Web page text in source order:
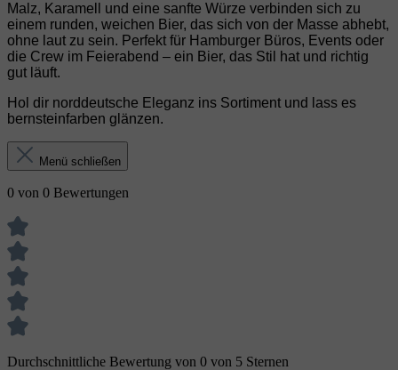
Malz, Karamell und eine sanfte Würze verbinden sich zu
einem runden, weichen Bier, das sich von der Masse abhebt,
ohne laut zu sein. Perfekt für Hamburger Büros, Events oder
die Crew im Feierabend – ein Bier, das Stil hat und richtig
gut läuft.
Hol dir norddeutsche Eleganz ins Sortiment und lass es
bernsteinfarben glänzen.
Menü schließen
0 von 0 Bewertungen
Durchschnittliche Bewertung von 0 von 5 Sternen